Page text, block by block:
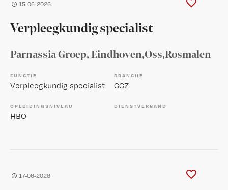
15-06-2026
Verpleegkundig specialist
Parnassia Groep, Eindhoven,Oss,Rosmalen
FUNCTIE
Verpleegkundig specialist
BRANCHE
GGZ
OPLEIDINGSNIVEAU
HBO
DIENSTVERBAND
17-06-2026